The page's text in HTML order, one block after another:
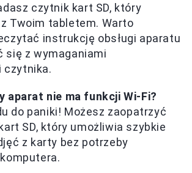
czytnik kart SD, który
Twoim tabletem. Warto
instrukcję obsługi aparatu
się z wymaganiami
czytnika.
aparat nie ma funkcji Wi-Fi?
do paniki! Możesz zaopatrzyć
SD, który umożliwia szybkie
z karty bez potrzeby